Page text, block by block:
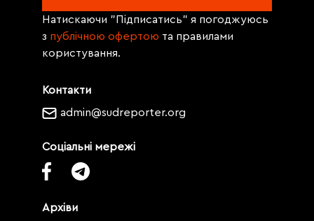
Контакти
admin@sudreporter.org
Соціальні мережі
Архіви
Натискаючи "Підписатись" я погоджуюсь
з публічною офертою та правилами
користування.